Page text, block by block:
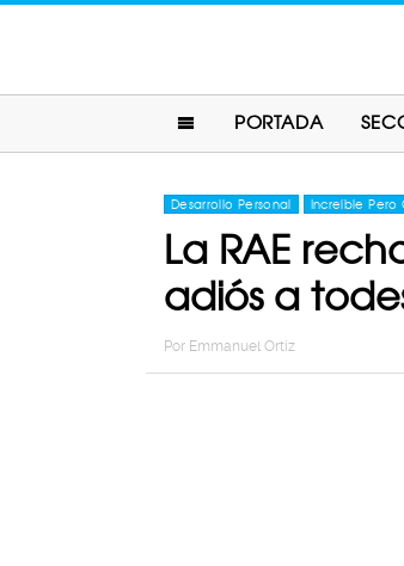
PORTADA
Desarrollo Personal Increíble Pero
La RAE
adiós a
Por Emmanuel Ortiz